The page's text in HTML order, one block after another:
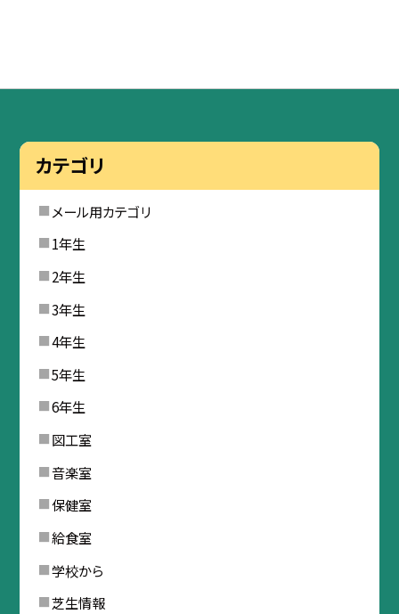
カテゴリ
メール用カテゴリ
1年生
2年生
3年生
4年生
5年生
6年生
図工室
音楽室
保健室
給食室
学校から
芝生情報